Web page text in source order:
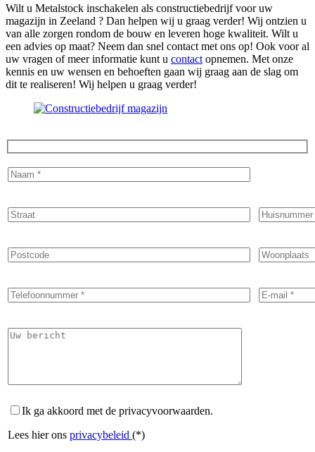
Wilt u Metalstock inschakelen als constructiebedrijf voor uw
magazijn in Zeeland ? Dan helpen wij u graag verder! Wij ontzien u
van alle zorgen rondom de bouw en leveren hoge kwaliteit. Wilt u
een advies op maat? Neem dan snel contact met ons op! Ook voor al
uw vragen of meer informatie kunt u contact opnemen. Met onze
kennis en uw wensen en behoeften gaan wij graag aan de slag om
dit te realiseren! Wij helpen u graag verder!
Ik ga akkoord met de privacyvoorwaarden.
Lees hier ons privacybeleid (*)